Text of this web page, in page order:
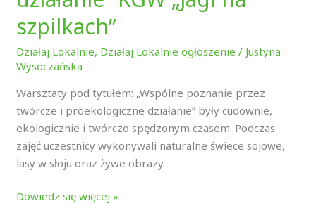
szpilkach”
Działaj Lokalnie, Działaj Lokalnie ogłoszenie / Justyna
Wysoczańska
Warsztaty pod tytułem: „Wspólne poznanie przez
twórcze i proekologiczne działanie” były cudownie,
ekologicznie i twórczo spędzonym czasem. Podczas
zajęć uczestnicy wykonywali naturalne świece sojowe,
lasy w słoju oraz żywe obrazy.
Dowiedz się więcej »